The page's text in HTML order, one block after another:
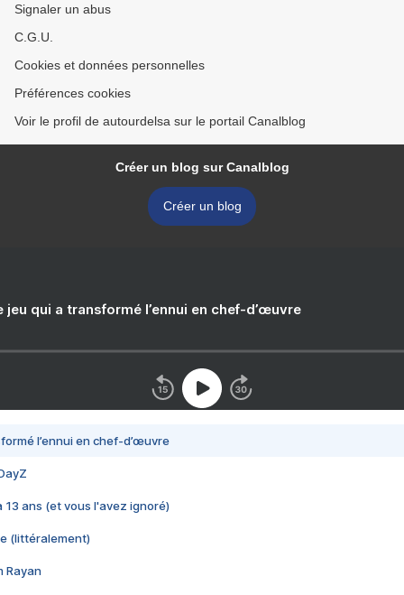
Signaler un abus
C.G.U.
Cookies et données personnelles
Préférences cookies
Voir le profil de autourdelsa sur le portail Canalblog
Créer un blog sur Canalblog
Créer un blog
jeu qui a transformé l’ennui en chef-d’œuvre
l’ennui en chef-d’œuvre
13 ans (et vous l'avez ignoré)
(littéralement)
Rayan